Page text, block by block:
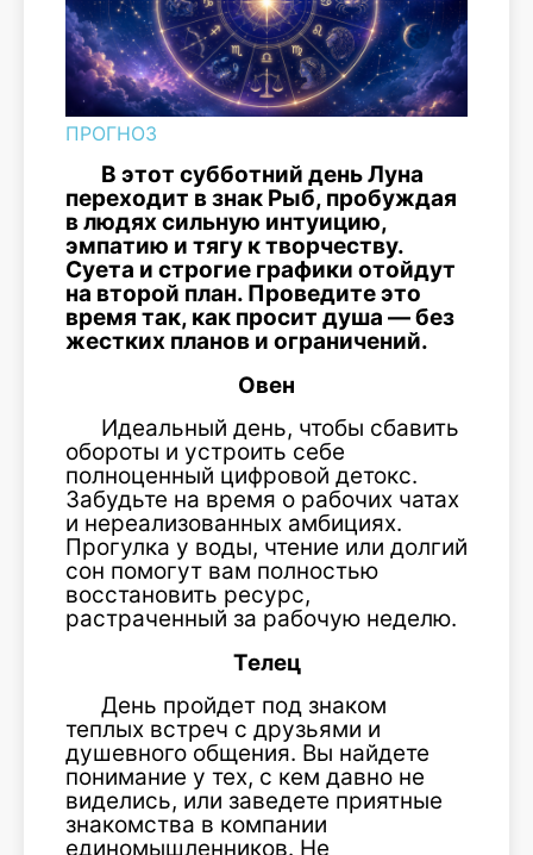
ПРОГНОЗ
В этот субботний день Луна
переходит в знак Рыб, пробуждая
в людях сильную интуицию,
эмпатию и тягу к творчеству.
Суета и строгие графики отойдут
на второй план. Проведите это
время так, как просит душа — без
жестких планов и ограничений.
Овен
Идеальный день, чтобы сбавить
обороты и устроить себе
полноценный цифровой детокс.
Забудьте на время о рабочих чатах
и нереализованных амбициях.
Прогулка у воды, чтение или долгий
сон помогут вам полностью
восстановить ресурс,
растраченный за рабочую неделю.
Телец
День пройдет под знаком
теплых встреч с друзьями и
душевного общения. Вы найдете
понимание у тех, с кем давно не
виделись, или заведете приятные
знакомства в компании
единомышленников. Не